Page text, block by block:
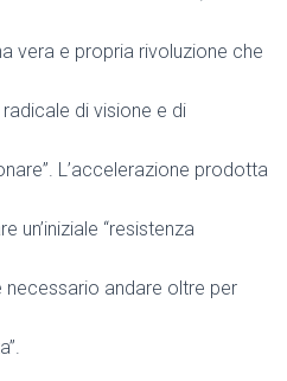
vera e propria rivoluzione che
di visione e di
L’accelerazione prodotta
un’iniziale “resistenza
necessario andare oltre per